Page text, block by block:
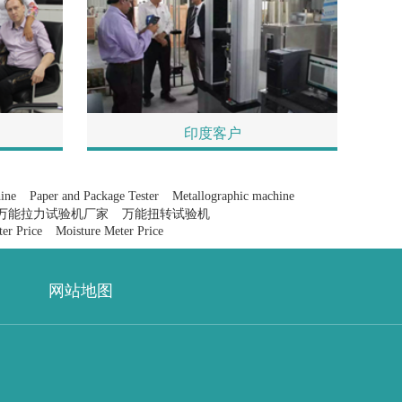
印度客户
Paper and Package Tester
Metallographic machine
能拉力试验机厂家
万能扭转试验机
Price
Moisture Meter Price
网站地图